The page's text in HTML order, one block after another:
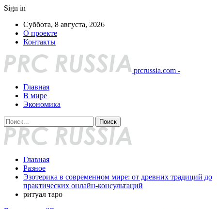
Sign in
Суббота, 8 августа, 2026
О проекте
Контакты
prcrussia.com -
Главная
В мире
Экономика
Главная
Разное
Эзотерика в современном мире: от древних традиций до
практических онлайн-консультаций
ритуал таро